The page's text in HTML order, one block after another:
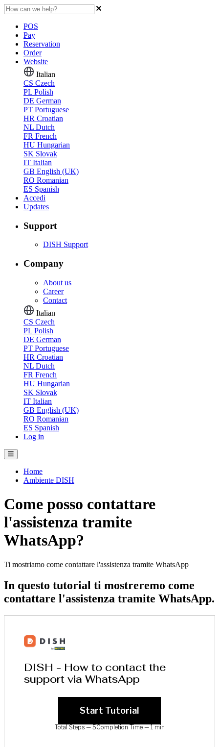
POS
Pay
Reservation
Order
Website
Italian
CS Czech
PL Polish
DE German
PT Portuguese
HR Croatian
NL Dutch
FR French
HU Hungarian
SK Slovak
IT Italian
GB English (UK)
RO Romanian
ES Spanish
Accedi
Updates
Support
DISH Support
Company
About us
Career
Contact
Italian
CS Czech
PL Polish
DE German
PT Portuguese
HR Croatian
NL Dutch
FR French
HU Hungarian
SK Slovak
IT Italian
GB English (UK)
RO Romanian
ES Spanish
Log in
Home
Ambiente DISH
Come posso contattare
l'assistenza tramite
WhatsApp?
Ti mostriamo come contattare l'assistenza tramite WhatsApp
In questo tutorial ti mostreremo come
contattare l'assistenza tramite WhatsApp.